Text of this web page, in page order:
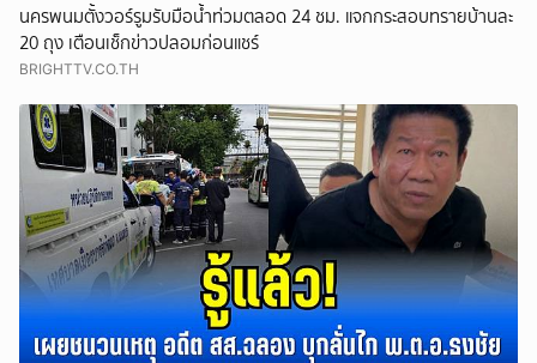
นครพนมตั้งวอร์รูมรับมือน้ำท่วมตลอด 24 ชม. แจกกระสอบทรายบ้านละ
20 ถุง เตือนเช็กข่าวปลอมก่อนแชร์
BRIGHTTV.CO.TH